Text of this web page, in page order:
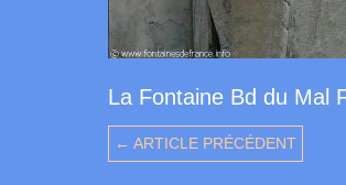
La Fontaine Bd du Mal
← ARTICLE PRÉCÉDENT